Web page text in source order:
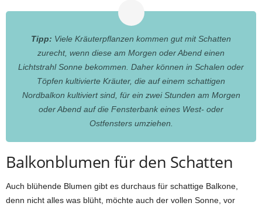
Tipp: Viele Kräuterpflanzen kommen gut mit Schatten
zurecht, wenn diese am Morgen oder Abend einen
Lichtstrahl Sonne bekommen. Daher können in Schalen oder
Töpfen kultivierte Kräuter, die auf einem schattigen
Nordbalkon kultiviert sind, für ein zwei Stunden am Morgen
oder Abend auf die Fensterbank eines West- oder
Ostfensters umziehen.
Balkonblumen für den Schatten
Auch blühende Blumen gibt es durchaus für schattige Balkone,
denn nicht alles was blüht, möchte auch der vollen Sonne, vor